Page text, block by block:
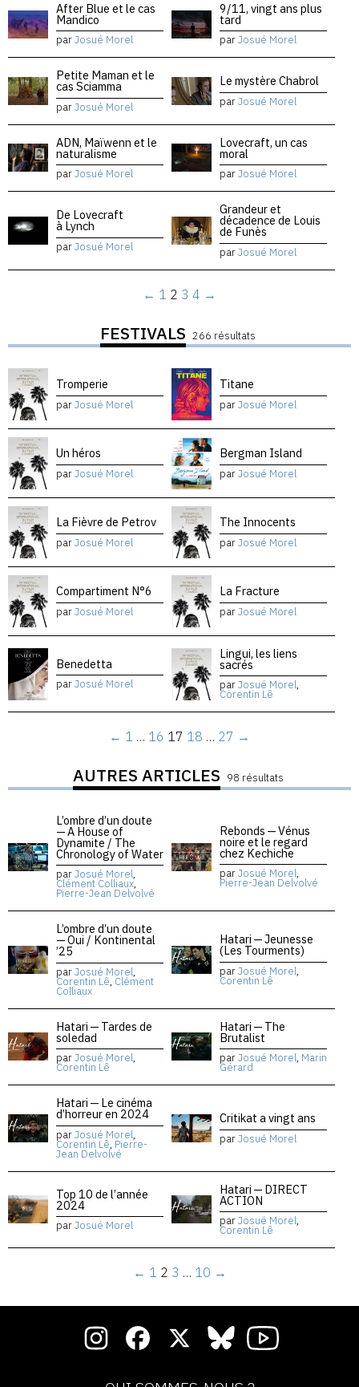
After Blue et le cas
Mandico
parJosué Morel
9/11, vingt ans plus
tard
parJosué Morel
Petite Maman et le
cas Sciamma
parJosué Morel
Le mystère Chabrol
parJosué Morel
ADN, Maïwenn et le
naturalisme
parJosué Morel
Lovecraft, un cas
moral
parJosué Morel
De Lovecraft
à Lynch
parJosué Morel
Grandeur et
décadence de Louis
de Funès
parJosué Morel
← 1 2 3 4 →
FESTIVALS 266 résultats
Tromperie
parJosué Morel
Titane
parJosué Morel
Un héros
parJosué Morel
Bergman Island
parJosué Morel
La Fièvre de Petrov
parJosué Morel
The Innocents
parJosué Morel
Compartiment N°6
parJosué Morel
La Fracture
parJosué Morel
Benedetta
parJosué Morel
Lingui, les liens
sacrés
parJosué Morel,
Corentin Lê
← 1 … 16 17 18 … 27 →
AUTRES ARTICLES 98 résultats
L’ombre d’un doute
— A House of
Dynamite / The
Chronology of Water
parJosué Morel,
Clément Colliaux,
Pierre-Jean Delvolvé
Rebonds — Vénus
noire et le regard
chez Kechiche
parJosué Morel,
Pierre-Jean Delvolvé
L’ombre d’un doute
— Oui / Kontinental
’25
parJosué Morel,
Corentin Lê, Clément
Colliaux
Hatari — Jeunesse
(Les Tourments)
parJosué Morel,
Corentin Lê
Hatari — Tardes de
soledad
parJosué Morel,
Corentin Lê
Hatari — The
Brutalist
parJosué Morel, Marin
Gérard
Hatari — Le cinéma
d’horreur en 2024
parJosué Morel,
Corentin Lê, Pierre-
Jean Delvolvé
Critikat a vingt ans
parJosué Morel
Top 10 de l’année
2024
parJosué Morel
Hatari — DIRECT
ACTION
parJosué Morel,
Corentin Lê
← 1 2 3 … 10 →